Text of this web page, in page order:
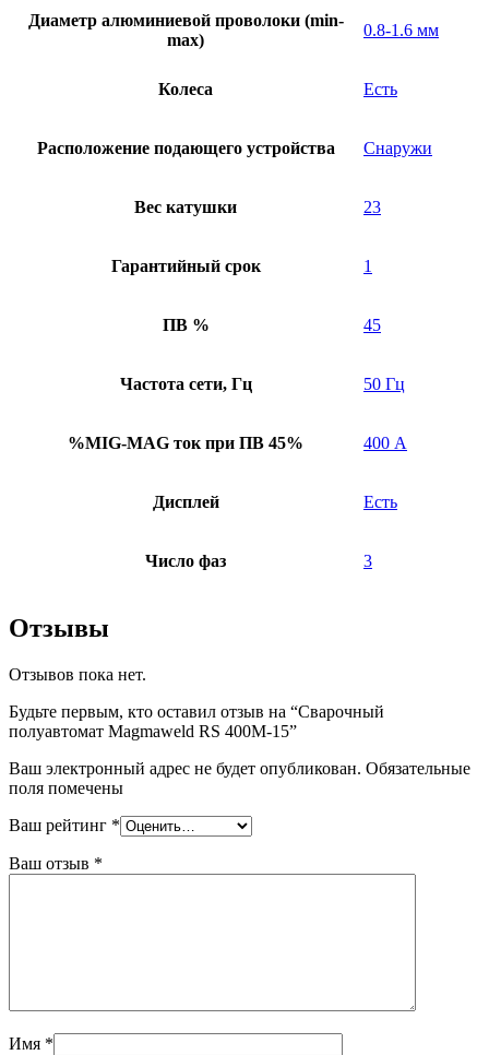
Диаметр алюминиевой проволоки (min-
max)
0.8-1.6 мм
Колеса Есть
Расположение подающего устройства Снаружи
Вес катушки 23
Гарантийный срок 1
ПВ % 45
Частота сети, Гц 50 Гц
%MIG-MAG ток при ПВ 45% 400 А
Дисплей Есть
Число фаз 3
Отзывы
Отзывов пока нет.
Будьте первым, кто оставил отзыв на “Сварочный
полуавтомат Magmaweld RS 400M-15”
Ваш электронный адрес не будет опубликован. Обязательные
поля помечены
Ваш рейтинг *
Ваш отзыв *
Имя *